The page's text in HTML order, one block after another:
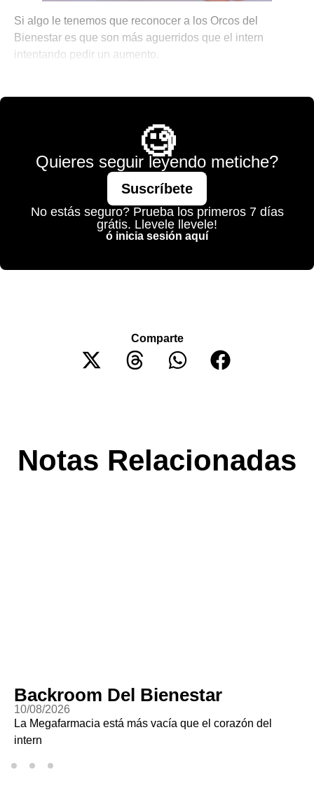
Si algo le tenemos que reconocer a los Orcos del
Bienestar es que son más aguerridos que el intern
intentando pedir un aumento.
🧐
Quieres seguir leyendo metiche?
Suscríbete
No estás seguro? Prueba los primeros 7 días
grátis. Llevele llevele!
ó inicia sesión aquí
Comparte
Notas Relacionadas
Backroom Del Bienestar
10/08/2026
La Megafarmacia está más vacía que el corazón del
intern